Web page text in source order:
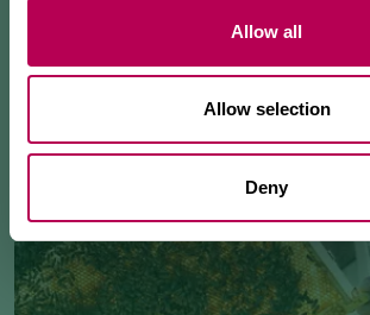
Allow all
Allow selection
Deny